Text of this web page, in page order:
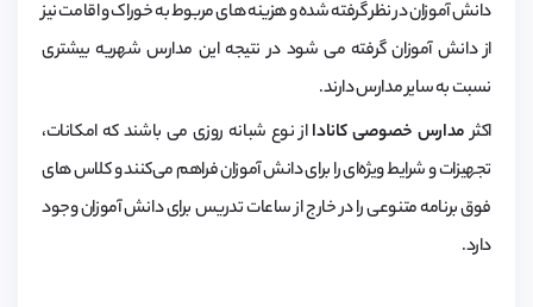
دانش آموزان در نظر گرفته شده و هزینه های مربوط به خوراک و اقامت نیز
از دانش آموزان گرفته می شود در نتیجه این مدارس شهریه بیشتری
نسبت به سایر مدارس دارند.
اکثرمدارس خصوصی کانادااز نوع شبانه روزی می باشند که امکانات،
تجهیزات و شرایط ویژه‌ای را برای دانش آموزان فراهم می‌کنند و کلاس های
فوق برنامه متنوعی را در خارج از ساعات تدریس برای دانش آموزان وجود
دارد.